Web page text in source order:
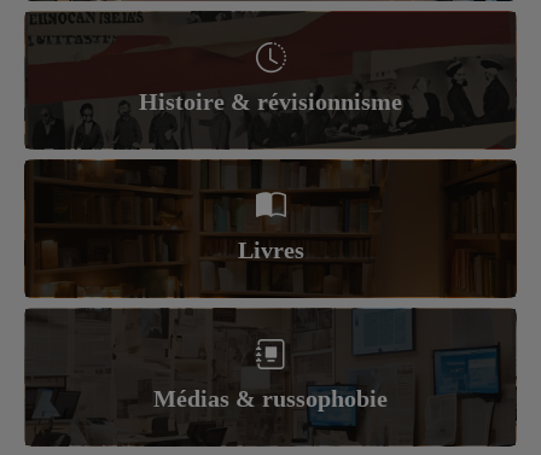
Histoire & révisionnisme
Livres
Médias & russophobie